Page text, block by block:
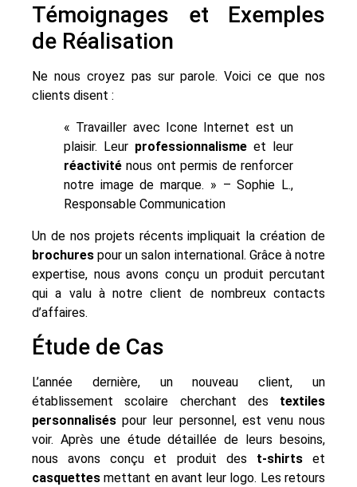
Témoignages et Exemples
de Réalisation
Ne nous croyez pas sur parole. Voici ce que nos
clients disent :
« Travailler avec Icone Internet est un
plaisir. Leur professionnalisme et leur
réactivité nous ont permis de renforcer
notre image de marque. » – Sophie L.,
Responsable Communication
Un de nos projets récents impliquait la création de
brochures pour un salon international. Grâce à notre
expertise, nous avons conçu un produit percutant
qui a valu à notre client de nombreux contacts
d’affaires.
Étude de Cas
L’année dernière, un nouveau client, un
établissement scolaire cherchant des textiles
personnalisés pour leur personnel, est venu nous
voir. Après une étude détaillée de leurs besoins,
nous avons conçu et produit des t-shirtset
casquettes mettant en avant leur logo. Les retours